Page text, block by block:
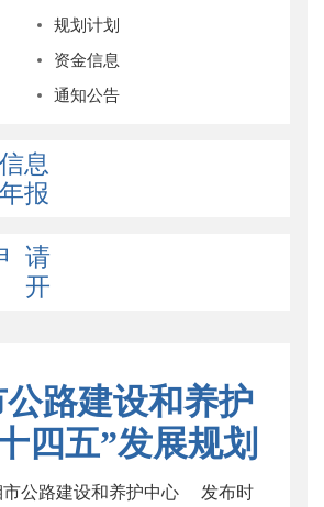
规划计划
资金信息
通知公告
息
报
请
路建设和养护
四五”发展规划
公路建设和养护中心
发布时